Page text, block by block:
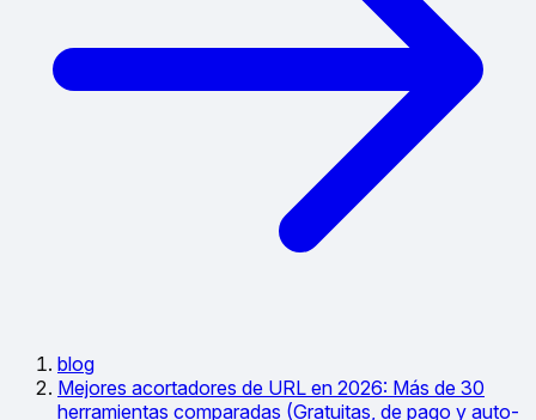
blog
Mejores acortadores de URL en 2026: Más de 30
herramientas comparadas (Gratuitas, de pago y auto-